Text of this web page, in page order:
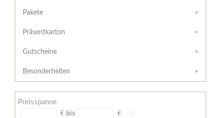
/
Widerrufsformular
AGB
Zahlungsbedingungen
Meine
Pakete
Präsentkarton
Gutscheine
Besonderheiten
Preisspanne
€ bis €